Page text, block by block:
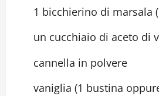
1 bicchierino di marsala
un cucchiaio di aceto di
cannella in polvere
vaniglia (1 bustina